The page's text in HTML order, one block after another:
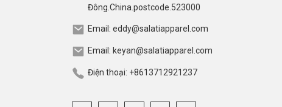
Đông.China.postcode.523000
Email: eddy@salatiapparel.com
Email: keyan@salatiapparel.com
Điện thoại: +8613712921237